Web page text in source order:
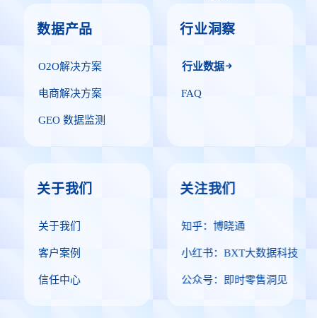
数据产品
O2O解决方案
电商解决方案
GEO 数据监测
行业洞察
行业数据
FAQ
关于我们
关于我们
客户案例
信任中心
关注我们
知乎：博晓通
小红书：BXT大数据科技
公众号：即时零售洞见